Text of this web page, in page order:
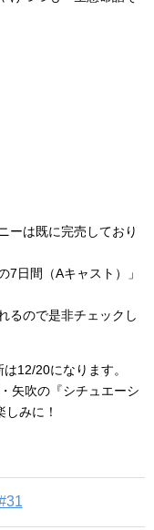
ーは既に完売しており
日間（Aキャスト）」
るので是非チェックし
12/20になります。
矢吹の『シチュエーシ
みに！